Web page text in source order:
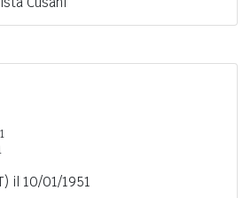
il 10/01/1951